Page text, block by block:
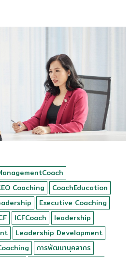
Coaching
CoachEducation
Executive Coaching
ICFCoach
leadership
Leadership Development
การพัฒนาบุคลากร